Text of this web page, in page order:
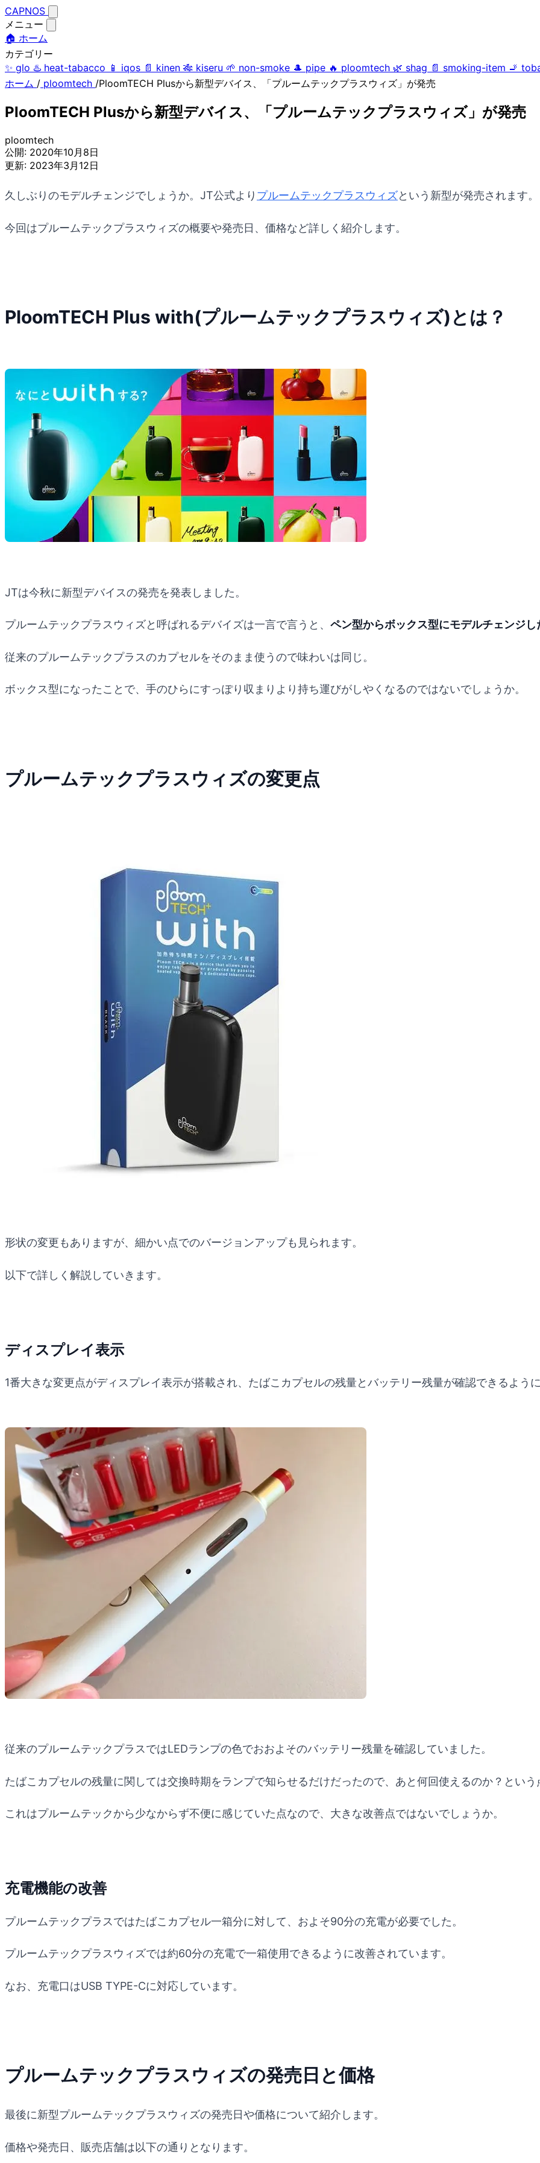
CAPNOS
メニュー
🏠 ホーム
カテゴリー
✨ glo ♨️ heat-tabacco 📱 iqos 📄 kinen 🎋 kiseru 🌱 non-smoke 🎩 pipe 🔥 ploomtech 🌿 shag 📄 smoking-item 🚬
ホーム / ploomtech /PloomTECH Plusから新型デバイス、「プルームテックプラスウィズ」が発売
PloomTECH Plusから新型デバイス、「プルームテックプラスウィズ」が発売
ploomtech
公開: 2020年10月8日
更新: 2023年3月12日
久しぶりのモデルチェンジでしょうか。JT公式より プルームテックプラスウィズという新型が発売されます。
今回はプルームテックプラスウィズの概要や発売日、価格など詳しく紹介します。
PloomTECH Plus with(プルームテックプラスウィズ)とは？
JTは今秋に新型デバイスの発売を発表しました。
プルームテックプラスウィズと呼ばれるデバイズは一言で言うと、 ペン型からボックス型にモデルチェンジし
従来のプルームテックプラスのカプセルをそのまま使うので味わいは同じ。
ボックス型になったことで、手のひらにすっぽり収まりより持ち運びがしやくなるのではないでしょうか。
プルームテックプラスウィズの変更点
形状の変更もありますが、細かい点でのバージョンアップも見られます。
以下で詳しく解説していきます。
ディスプレイ表示
1番大きな変更点がディスプレイ表示が搭載され、たばこカプセルの残量とバッテリー残量が確認できるように
従来のプルームテックプラスではLEDランプの色でおおよそのバッテリー残量を確認していました。
たばこカプセルの残量に関しては交換時期をランプで知らせるだけだったので、あと何回使えるのか？という
これはプルームテックから少なからず不便に感じていた点なので、大きな改善点ではないでしょうか。
充電機能の改善
プルームテックプラスではたばこカプセル一箱分に対して、およそ90分の充電が必要でした。
プルームテックプラスウィズでは約60分の充電で一箱使用できるように改善されています。
なお、充電口はUSB TYPE-Cに対応しています。
プルームテックプラスウィズの発売日と価格
最後に新型プルームテックプラスウィズの発売日や価格について紹介します。
価格や発売日、販売店舗は以下の通りとなります。